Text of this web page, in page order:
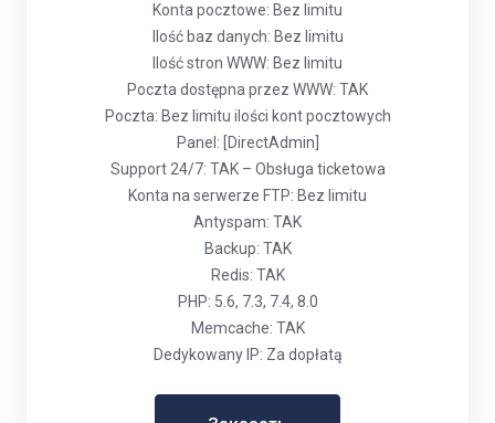
Konta pocztowe: Bez limitu
Ilość baz danych: Bez limitu
Ilość stron WWW: Bez limitu
Poczta dostępna przez WWW: TAK
Poczta: Bez limitu ilości kont pocztowych
Panel: [DirectAdmin]
Support 24/7: TAK – Obsługa ticketowa
Konta na serwerze FTP: Bez limitu
Antyspam: TAK
Backup: TAK
Redis: TAK
PHP: 5.6, 7.3, 7.4, 8.0
Memcache: TAK
Dedykowany IP: Za dopłatą